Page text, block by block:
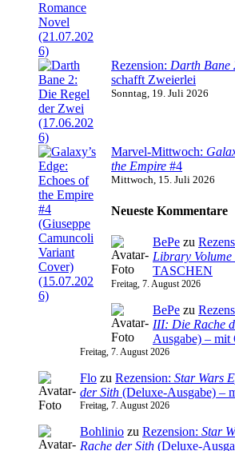
Rezension: Darth Bane
schafft Zweierlei
Sonntag, 19. Juli 2026
Marvel-Mittwoch:
the Empire #4
Mittwoch, 15. Juli 2026
Neueste Kommentare
BePe zu
Library
TASCHEN
Freitag, 7. August 2026
BePe zu
III: Die Rache
Ausgabe) – mit
Freitag, 7. August 2026
Flo zu Rezension: Star Wars
der Sith (Deluxe-Ausgabe) –
Freitag, 7. August 2026
Bohlinio zu Rezension: Star
Rache der Sith (Deluxe-